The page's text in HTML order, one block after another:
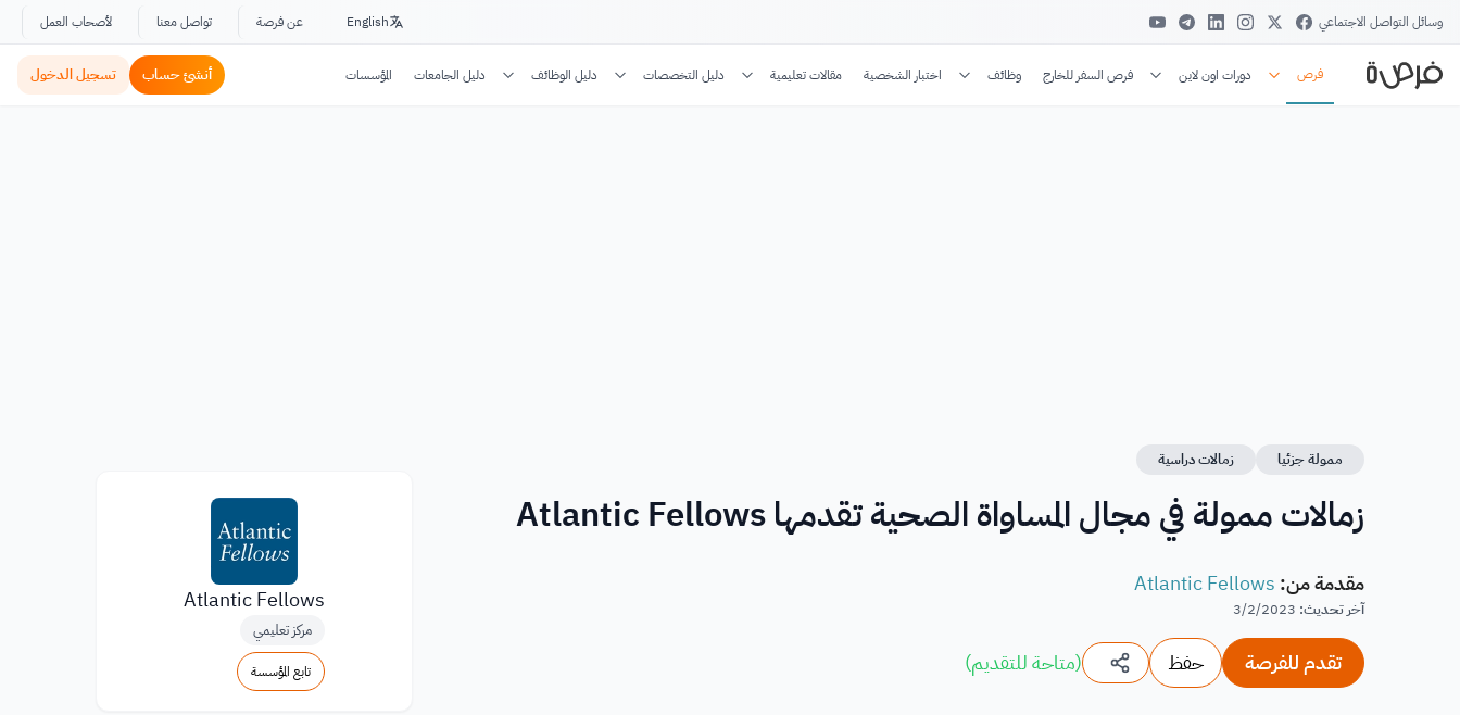
وسائل التواصل الاجتماعي English عن فرصة تواصل معنا لأصحاب العمل
فرص دورات اون لاين فرص السفر للخارج وظائف اختبار الشخصية مقالات تعليمية دليل التخصصات دليل الوظائف دليل الجامعات المؤسسات أنشئ حساب تسجيل الدخول
ممولة جزئيا زمالات دراسية
زمالات ممولة في مجال المساواة الصحية تقدمها Atlantic Fellows
مقدمة من:
Atlantic Fellows
آخر تحديث:
3/2/2023
تقدم للفرصة حفظ (متاحة للتقديم)
Atlantic Fellows
مركز تعليمي
تابع المؤسسة